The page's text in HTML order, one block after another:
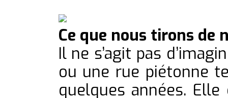
Ce que nous tirons de
Il ne s’agit pas
ou une rue piétonne
quelques années.